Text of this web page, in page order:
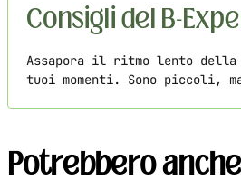
Consigli del B-
Assapora il ritmo lento
tuoi momenti. Sono piccoli,
Potrebbero